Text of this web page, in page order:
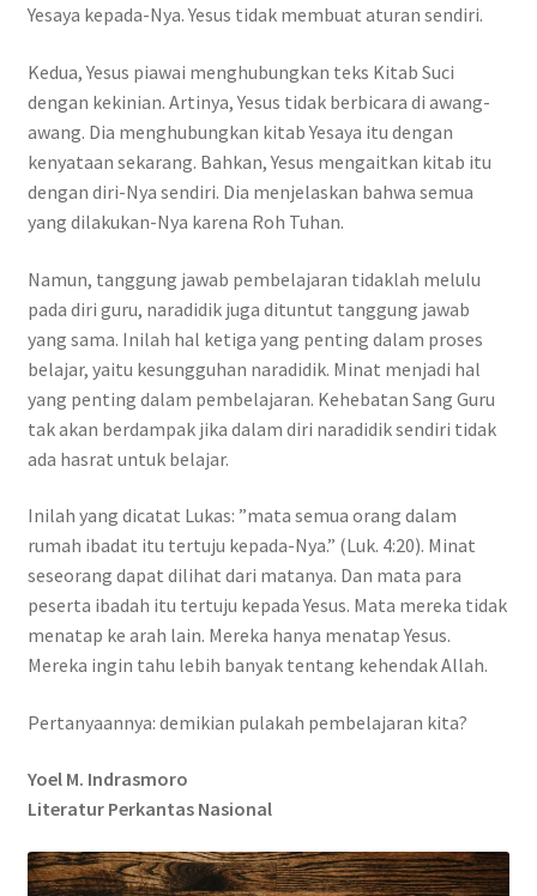
Yesaya kepada-Nya. Yesus tidak membuat aturan sendiri.
Kedua, Yesus piawai menghubungkan teks Kitab Suci
dengan kekinian. Artinya, Yesus tidak berbicara di awang-
awang. Dia menghubungkan kitab Yesaya itu dengan
kenyataan sekarang. Bahkan, Yesus mengaitkan kitab itu
dengan diri-Nya sendiri. Dia menjelaskan bahwa semua
yang dilakukan-Nya karena Roh Tuhan.
Namun, tanggung jawab pembelajaran tidaklah melulu
pada diri guru, naradidik juga dituntut tanggung jawab
yang sama. Inilah hal ketiga yang penting dalam proses
belajar, yaitu kesungguhan naradidik. Minat menjadi hal
yang penting dalam pembelajaran. Kehebatan Sang Guru
tak akan berdampak jika dalam diri naradidik sendiri tidak
ada hasrat untuk belajar.
Inilah yang dicatat Lukas: ”mata semua orang dalam
rumah ibadat itu tertuju kepada-Nya.” (Luk. 4:20). Minat
seseorang dapat dilihat dari matanya. Dan mata para
peserta ibadah itu tertuju kepada Yesus. Mata mereka tidak
menatap ke arah lain. Mereka hanya menatap Yesus.
Mereka ingin tahu lebih banyak tentang kehendak Allah.
Pertanyaannya: demikian pulakah pembelajaran kita?
Yoel M. Indrasmoro
Literatur Perkantas Nasional